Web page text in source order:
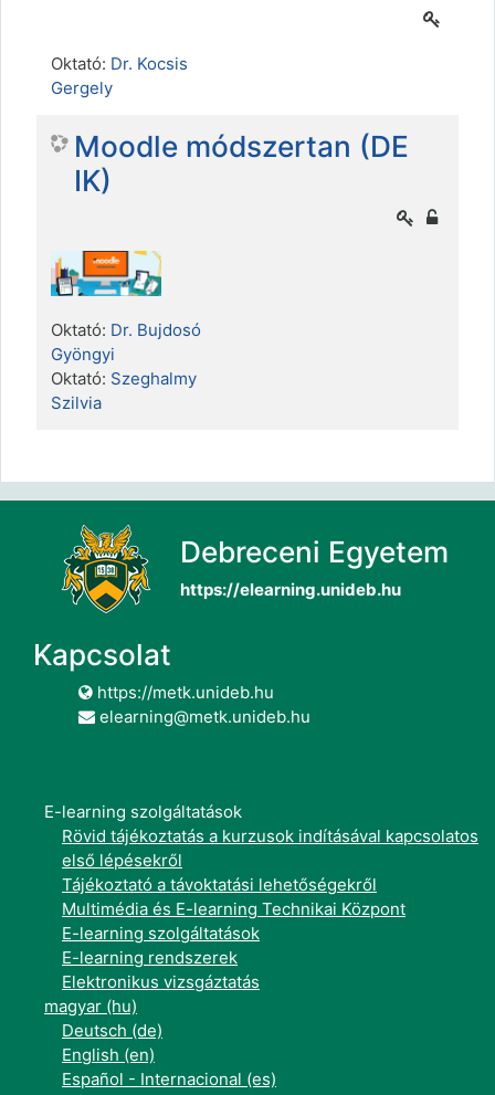
Oktató: Dr. Kocsis
Gergely
Moodle módszertan (DE
IK)
Oktató: Dr. Bujdosó
Gyöngyi
Oktató: Szeghalmy
Szilvia
Debreceni Egyetem
https://elearning.unideb.hu
Kapcsolat
https://metk.unideb.hu
elearning@metk.unideb.hu
E-learning szolgáltatások
Rövid tájékoztatás a kurzusok indításával kapcsolatos
első lépésekről
Tájékoztató a távoktatási lehetőségekről
Multimédia és E-learning Technikai Központ
E-learning szolgáltatások
E-learning rendszerek
Elektronikus vizsgáztatás
magyar ‎(hu)‎
Deutsch ‎(de)‎
English ‎(en)‎
Español - Internacional ‎(es)‎